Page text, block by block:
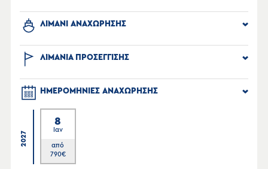
ΛΙΜΑΝΙ ΑΝΑΧΩΡΗΣΗΣ
ΛΙΜΑΝΙΑ ΠΡΟΣΕΓΓΙΣΗΣ
ΗΜΕΡΟΜΗΝΙΕΣ ΑΝΑΧΩΡΗΣΗΣ
2027
8
Ιαν
από
790€